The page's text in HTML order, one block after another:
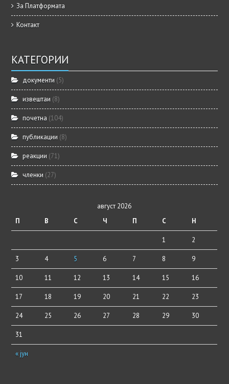
За Платформата
Контакт
КАТЕГОРИИ
документи (5)
извештаи (8)
почетна (104)
публикации (8)
реакции (71)
членки (27)
август 2026
П
В С Ч П С Н
« јун
1 2
3 4 5 6 7 8 9
10 11 12 13 14 15 16
17 18 19 20 21 22 23
24 25 26 27 28 29 30
31